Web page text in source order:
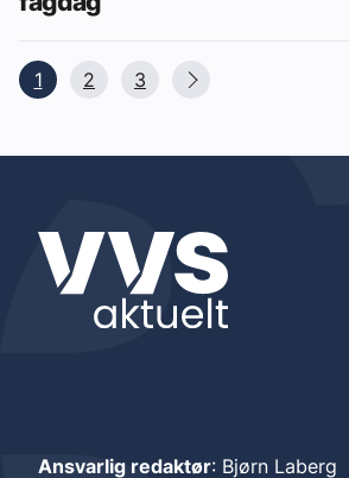
1 2 3
Ansvarlig redaktør: Bjørn Laberg